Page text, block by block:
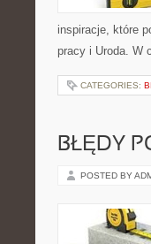
inspiracje, które
pracy i Uroda. W
CATEGORIES:
BŁĘDY
POSTED BY